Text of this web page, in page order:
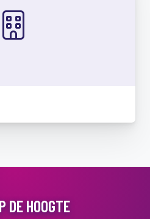
DE HOOGTE